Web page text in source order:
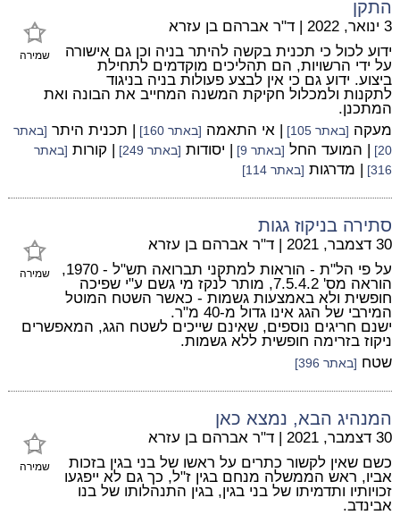
התקן
שמירה
3 ינואר, 2022 | ד"ר אברהם בן עזרא
ידוע לכול כי תכנית בקשה להיתר בניה וכן גם אישורה
על ידי הרשויות, הם תהליכים מוקדמים לתחילת
ביצוע. ידוע גם כי אין לבצע פעולות בניה בניגוד
לתקנות ולמכלול חקיקת המשנה המחייב את הבונה ואת
המתכנן.
מעקה [באתר 105] | אי התאמה [באתר 160] | תכנית היתר [באתר
20]
| המועד החל [באתר 9] | יסודות [באתר 249] | קורות [באתר
316]
| מדרגות [באתר 114]
סתירה בניקוז גגות
שמירה
30 דצמבר, 2021 | ד"ר אברהם בן עזרא
על פי הל"ת - הוראות למתקני תברואה תש"ל - 1970,
הוראה מס' 7.5.4.2, מותר לנקז מי גשם ע"י שפיכה
חופשית ולא באמצעות גשמות - כאשר השטח המוטל
המירבי של הגג אינו גדול מ-40 מ"ר.
ישנם חריגים נוספים, שאינם שייכים לשטח הגג, המאפשרים
ניקוז בזרימה חופשית ללא גשמות.
שטח [באתר 396]
המנהיג הבא, נמצא כאן
שמירה
30 דצמבר, 2021 | ד"ר אברהם בן עזרא
כשם שאין לקשור כתרים על ראשו של בני בגין בזכות
אביו, ראש הממשלה מנחם בגין ז"ל, כך גם לא ייפגעו
זכויותיו ותדמיתו של בני בגין, בגין התנהלותו של בנו
אבינדב.